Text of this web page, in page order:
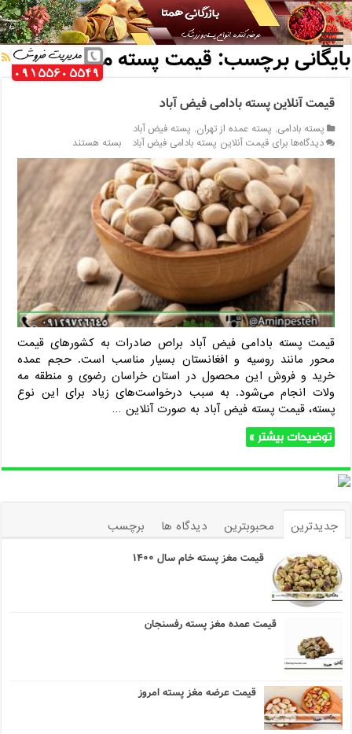
خانه / بایگانی برچسب: قیمت پسته مه ولات
بایگانی برچسب: قیمت پسته مه ولات
قیمت آنلاین پسته بادامی فیض آباد
پسته بادامی, پسته عمده از تهران, پسته فیض آباد
دیدگاه‌هابرای قیمت آنلاین پسته بادامی فیض آباد بسته هستند
قیمت پسته بادامی فیض آباد براص صادرات به کشورهای قیمت
محور مانند روسیه و افغانستان بسیار مناسب است. حجم عمده
خرید و فروش این محصول در استان خراسان رضوی و منطقه مه
ولات انجام می‌شود. به سبب درخواست‌های زیاد برای این نوع
پسته، قیمت پسته فیض آباد به صورت آنلاین …
توضیحات بیشتر »
جدیدترین محبوبترین دیدگاه ها برچسب
قیمت مغز پسته خام سال ۱۴۰۰
قیمت عمده مغز پسته رفسنجان
قیمت عرضه مغز پسته امروز